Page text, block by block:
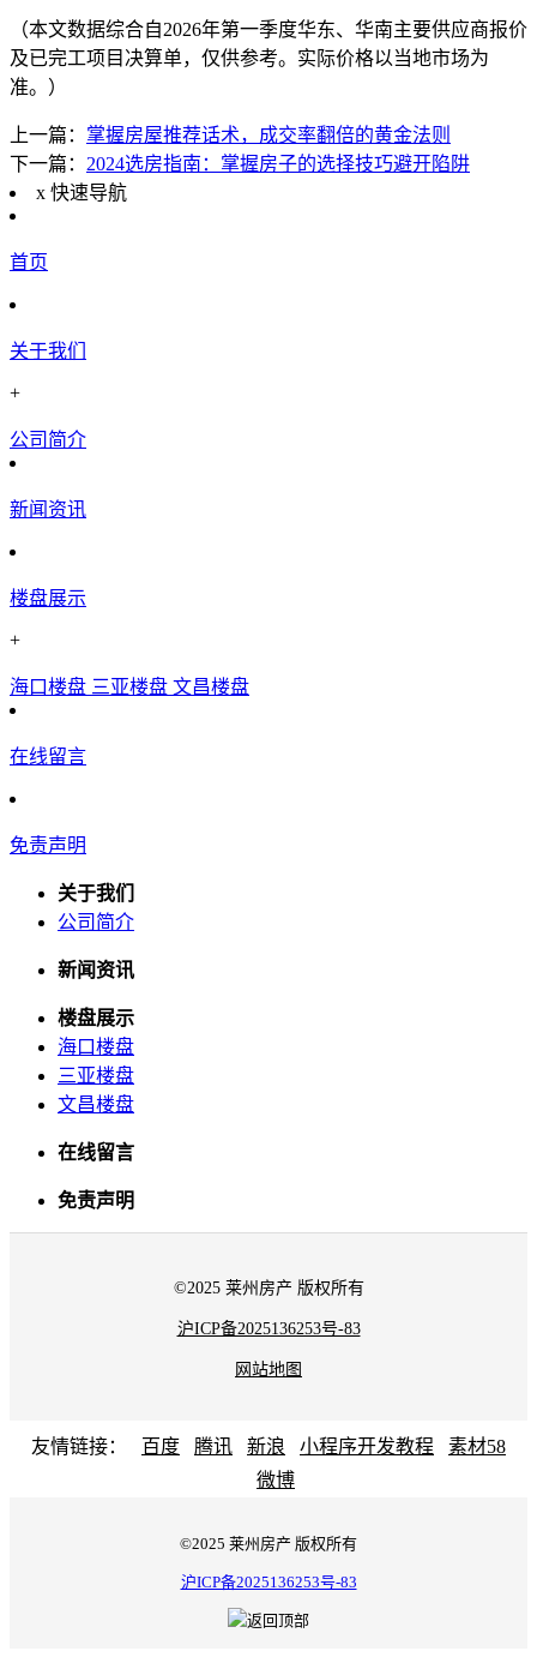
（本文数据综合自2026年第一季度华东、华南主要供应商报价
及已完工项目决算单，仅供参考。实际价格以当地市场为
准。）
上一篇： 掌握房屋推荐话术，成交率翻倍的黄金法则
下一篇： 2024选房指南：掌握房子的选择技巧避开陷阱
x 快速导航
首页
关于我们
+
公司简介
新闻资讯
楼盘展示
+
海口楼盘 三亚楼盘 文昌楼盘
在线留言
免责声明
关于我们
公司简介
新闻资讯
楼盘展示
海口楼盘
三亚楼盘
文昌楼盘
在线留言
免责声明
©2025 莱州房产 版权所有
沪ICP备2025136253号-83
网站地图
友情链接： 百度 腾讯 新浪 小程序开发教程
素材58
微博
©2025 莱州房产 版权所有
沪ICP备2025136253号-83